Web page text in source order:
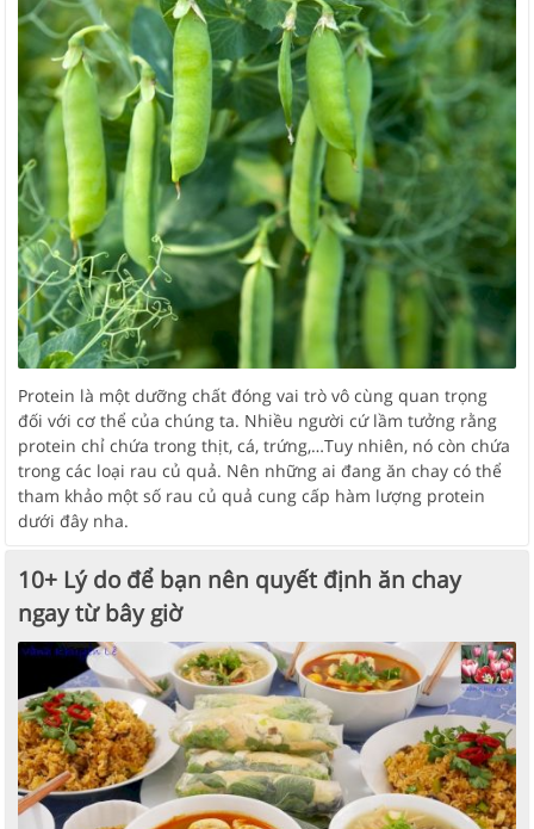
Protein là một dưỡng chất đóng vai trò vô cùng quan trọng
đối với cơ thể của chúng ta. Nhiều người cứ lầm tưởng rằng
protein chỉ chứa trong thịt, cá, trứng,…Tuy nhiên, nó còn chứa
trong các loại rau củ quả. Nên những ai đang ăn chay có thể
tham khảo một số rau củ quả cung cấp hàm lượng protein
dưới đây nha.
10+ Lý do để bạn nên quyết định ăn chay
ngay từ bây giờ